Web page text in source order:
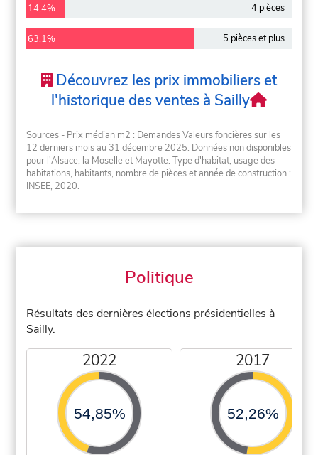
14,4% 4 pièces
63,1% 5 pièces et plus
Découvrez les prix immobiliers et
l'historique des ventes à Sailly
Sources - Prix médian m2 : Demandes Valeurs foncières sur les
12 derniers mois au 31 décembre 2025. Données non disponibles
pour l'Alsace, la Moselle et Mayotte. Type d'habitat, usage des
habitations, habitants, nombre de pièces et année de construction :
INSEE, 2020.
Politique
Résultats des dernières élections présidentielles à
Sailly.
2022
54,85%
2017
52,26%